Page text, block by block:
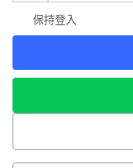
保持登入